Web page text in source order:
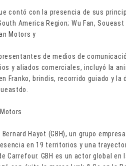
contó con la presencia de sus
America Region; Wu Fan,
Motors y
de medios de
y aliados comerciales, incluyó la
Franko, brindis, recorrido guiado y
Hayot (GBH), un grupo
en 19 territorios y una
Carrefour. GBH es un actor global